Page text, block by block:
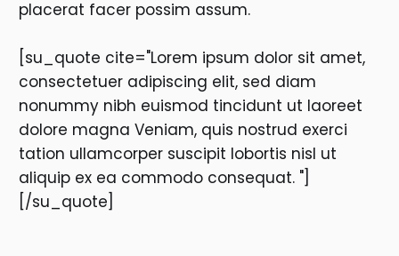
placerat facer possim assum.
[su_quote cite="Lorem ipsum dolor sit amet,
consectetuer adipiscing elit, sed diam
nonummy nibh euismod tincidunt ut laoreet
dolore magna Veniam, quis nostrud exerci
tation ullamcorper suscipit lobortis nisl ut
aliquip ex ea commodo consequat. "]
[/su_quote]